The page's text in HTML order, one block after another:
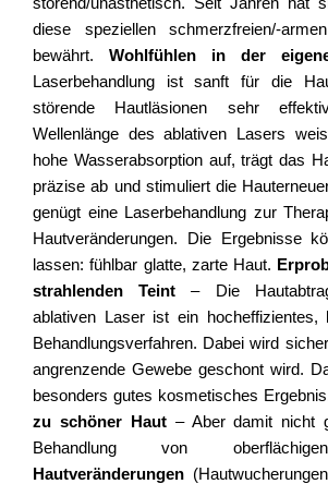
diese speziellen schmerzfreien/-
bewährt. Wohlfühlen in der
Laserbehandlung ist sanft für die
störende Hautläsionen sehr
Wellenlänge des ablativen Lasers
hohe Wasserabsorption auf, trägt das
präzise ab und stimuliert die
genügt eine Laserbehandlung zur
Hautveränderungen. Die Ergebnisse
lassen: fühlbar glatte, zarte Haut.
strahlenden Teint– Die
ablativen Laser ist ein hocheffizientes,
Behandlungsverfahren. Dabei wird
angrenzende Gewebe geschont wird.
besonders gutes kosmetisches
zu schöner Haut– Aber damit nicht
Behandlung von
Hautveränderungen